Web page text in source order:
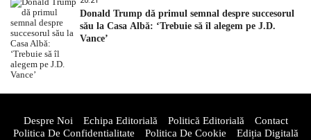
Donald Trump dă primul semnal despre succesorul
său la Casa Albă: ‘Trebuie să îl alegem pe J.D.
Vance’
Despre Noi Echipa Editorială Politică Editorială
Contact
Politica De Confidentialitate
Politica De Cookie Ediția Digitală